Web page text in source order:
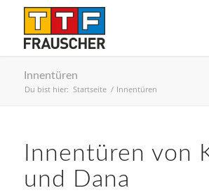
Innentüren
Du bist hier: Startseite / Innentüren
Innentüren von
und Dana